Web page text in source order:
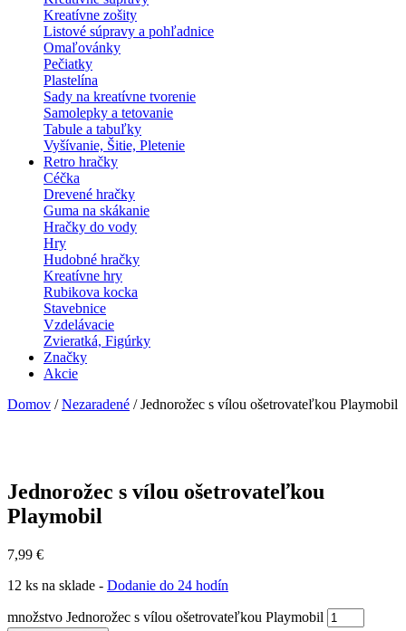
Kreatívne zošity
Listové súpravy a pohľadnice
Omaľovánky
Pečiatky
Plastelína
Sady na kreatívne tvorenie
Samolepky a tetovanie
Tabule a tabuľky
Vyšívanie, Šitie, Pletenie
Retro hračky
Céčka
Drevené hračky
Guma na skákanie
Hračky do vody
Hry
Hudobné hračky
Kreatívne hry
Rubikova kocka
Stavebnice
Vzdelávacie
Zvieratká, Figúrky
Značky
Akcie
Domov /Nezaradené / Jednorožec s vílou ošetrovateľkou Playmobil
Jednorožec s vílou ošetrovateľkou
Playmobil
7,99 €
12 ks na sklade - Dodanie do 24 hodín
množstvo Jednorožec s vílou ošetrovateľkou Playmobil